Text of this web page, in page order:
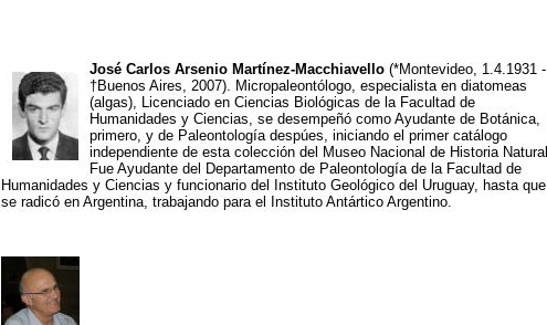
José Carlos Arsenio Martínez-Macchiavello (*Montevideo, 1.4.1931 -
†Buenos Aires, 2007). Micropaleontólogo, especialista en diatomeas
(algas), Licenciado en Ciencias Biológicas de la Facultad de
Humanidades y Ciencias, se desempeñó como Ayudante de Botánica,
primero, y de Paleontología despúes, iniciando el primer catálogo
independiente de esta colección del Museo Nacional de Historia Natural.
Fue Ayudante del Departamento de Paleontología de la Facultad de
Humanidades y Ciencias y funcionario del Instituto Geológico del Uruguay, hasta que
se radicó en Argentina, trabajando para el Instituto Antártico Argentino.